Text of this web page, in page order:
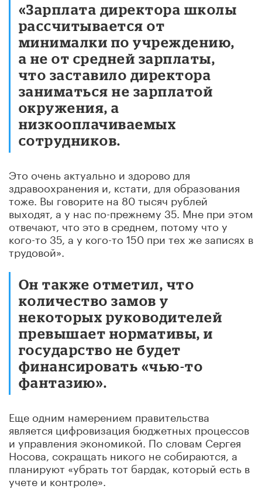
«Зарплата директора школы
рассчитывается от
минималки по учреждению,
а не от средней зарплаты,
что заставило директора
заниматься не зарплатой
окружения, а
низкооплачиваемых
сотрудников.
Это очень актуально и здорово для
здравоохранения и, кстати, для образования
тоже. Вы говорите на 80 тысяч рублей
выходят, а у нас по-прежнему 35. Мне при этом
отвечают, что это в среднем, потому что у
кого-то 35, а у кого-то 150 при тех же записях в
трудовой».
Он также отметил, что
количество замов у
некоторых руководителей
превышает нормативы, и
государство не будет
финансировать «чью-то
фантазию».
Еще одним намерением правительства
является цифровизация бюджетных процессов
и управления экономикой. По словам Сергея
Носова, сокращать никого не собираются, а
планируют «убрать тот бардак, который есть в
учете и контроле».